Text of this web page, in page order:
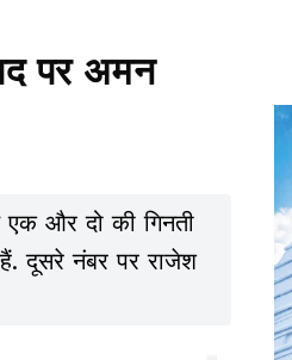
पर अमन
एक और दो की गिनती
दूसरे नंबर पर राजेश